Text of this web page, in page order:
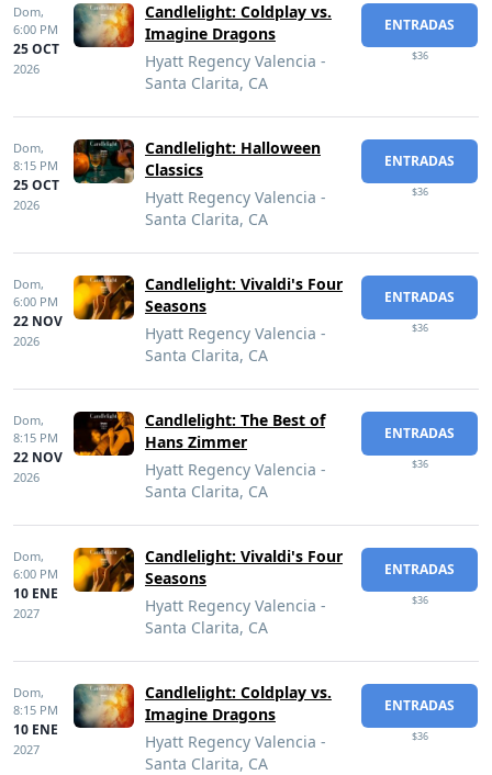
Dom,
6:00 PM
25 OCT
2026
Candlelight: Coldplay vs.
Imagine Dragons
Hyatt Regency Valencia -
Santa Clarita, CA
ENTRADAS
$36
Dom,
8:15 PM
25 OCT
2026
Candlelight: Halloween
Classics
Hyatt Regency Valencia -
Santa Clarita, CA
ENTRADAS
$36
Dom,
6:00 PM
22 NOV
2026
Candlelight: Vivaldi's Four
Seasons
Hyatt Regency Valencia -
Santa Clarita, CA
ENTRADAS
$36
Dom,
8:15 PM
22 NOV
2026
Candlelight: The Best of
Hans Zimmer
Hyatt Regency Valencia -
Santa Clarita, CA
ENTRADAS
$36
Dom,
6:00 PM
10 ENE
2027
Candlelight: Vivaldi's Four
Seasons
Hyatt Regency Valencia -
Santa Clarita, CA
ENTRADAS
$36
Dom,
8:15 PM
10 ENE
2027
Candlelight: Coldplay vs.
Imagine Dragons
Hyatt Regency Valencia -
Santa Clarita, CA
ENTRADAS
$36